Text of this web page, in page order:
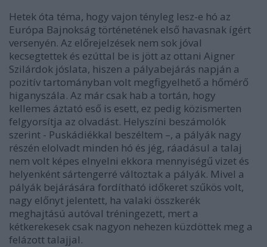
Hetek óta téma, hogy vajon tényleg lesz-e hó az
Európa Bajnokság történetének első havasnak ígért
versenyén. Az előrejelzések nem sok jóval
kecsegtettek és ezúttal be is jött az ottani Aigner
Szilárdok jóslata, hiszen a pályabejárás napján a
pozitív tartományban volt megfigyelhető a hőmérő
higanyszála. Az már csak hab a tortán, hogy
kellemes áztató eső is esett, ez pedig közismerten
felgyorsítja az olvadást. Helyszíni beszámolók
szerint - Puskádiékkal beszéltem –, a pályák nagy
részén elolvadt minden hó és jég, ráadásul a talaj
nem volt képes elnyelni ekkora mennyiségű vizet és
helyenként sártengerré változtak a pályák. Mivel a
pályák bejárására fordítható időkeret szűkös volt,
nagy előnyt jelentett, ha valaki összkerék
meghajtású autóval tréningezett, mert a
kétkerekesek csak nagyon nehezen küzdöttek meg a
felázott talajjal.